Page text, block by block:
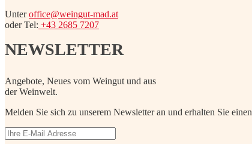
Unteroffice@weingut-mad.at
oder Tel: +43 2685 7207
NEWSLETTER
Angebote, Neues vom Weingut und aus
der Weinwelt.
Melden Sie sich zu unserem Newsletter an und erhalten Sie